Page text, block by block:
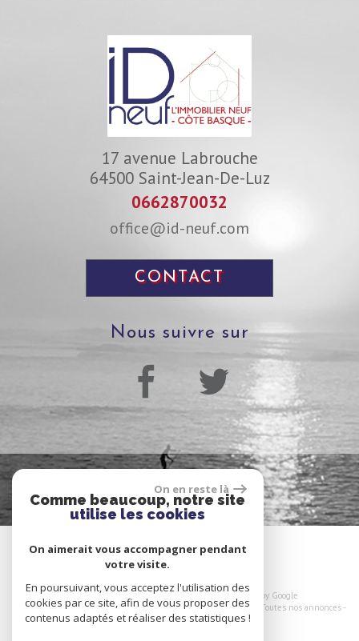
17 avenue Labrouche
64500 Saint-Jean-De-Luz
0662870032
office@id-neuf.com
CONTACT
Nous suivre sur
© 2026 | Tous droits réservés | Traduction powered by Google
Plan du site- Mentions légales- Nos honoraires -Liens- Admin Toutes nos annonces -
Politique RGPD
On en reste là
Comme beaucoup, notre site
utilise les cookies
On aimerait vous accompagner pendant
votre visite.
En poursuivant, vous acceptez l'utilisation des
cookies par ce site, afin de vous proposer des
contenus adaptés et réaliser des statistiques !